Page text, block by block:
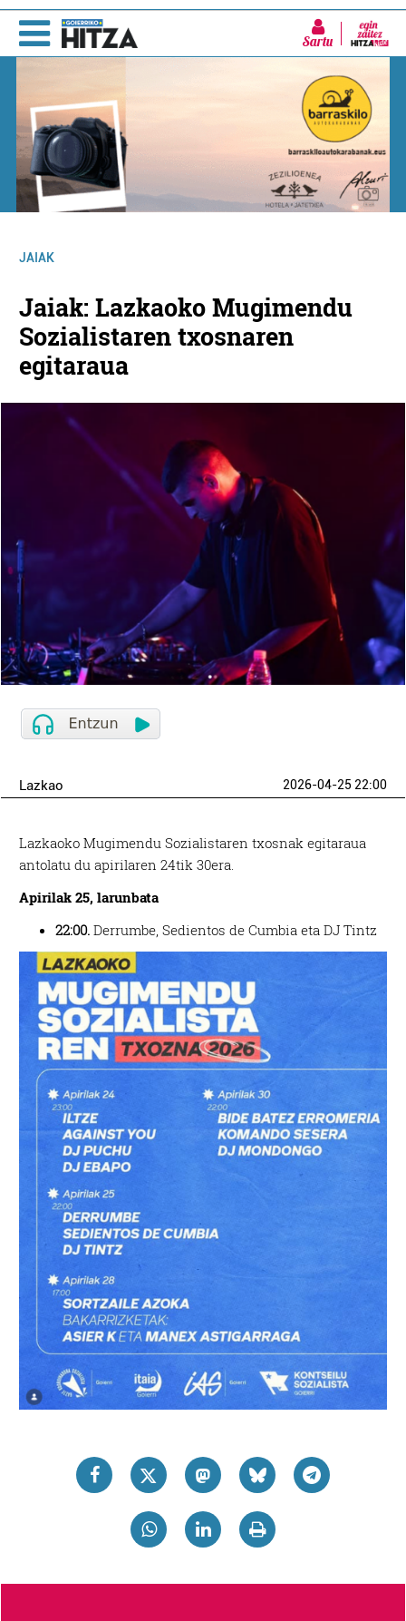
Sartu
JAIAK
Jaiak: Lazkaoko Mugimendu
Sozialistaren txosnaren
egitaraua
Lazkao 2026-04-25 22:00
Lazkaoko Mugimendu Sozialistaren txosnak egitaraua
antolatu du apirilaren 24tik 30era.
Apirilak 25, larunbata
22:00. Derrumbe, Sedientos de Cumbia eta DJ Tintz